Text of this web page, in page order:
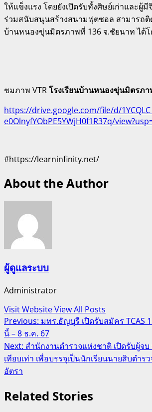
ให้แข็งแรง โดยยังเปิดรับทั้งศิษย์เก่าและผู้
ร่วมสนับสนุนสร้างสนามฟุตซอล สามารถติ
บ้านหนองขุ่นมิตรภาพที่ 136 จ.ชัยนาท ได้โ
ชมภาพ VTRโรงเรียนบ้านหนองขุ่นมิตรภ
https://drive.google.com/file/d/
e0OlnyfYObPE5YWjH0f1R37q/
#https://learninfinity.net/
About the Author
ผู้ดูแลระบบ
Administrator
Visit WebsiteView All Posts
Post
navigation
Previous: มทร.ธัญบุรี เปิดรับสมัคร TCAS
นี้ – 8 ธ.ค. 67
Next: สำนักงานตำรวจแห่งชาติ เปิดรับผู้จ
เทียบเท่า เพื่อบรรจุเป็นนักเรียนนายสิบตำร
อัตรา
Related Stories